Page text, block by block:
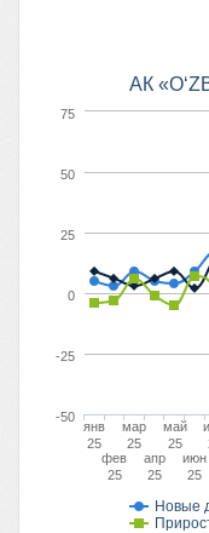
АК
Новые
янв
25
фев
25
мар
25
апр
25
май
25
июн
25
0
-50
-25
25
50
75